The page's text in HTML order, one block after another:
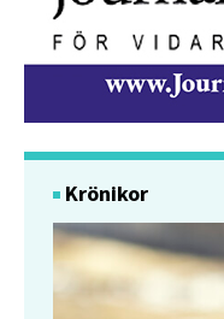
Krönikor